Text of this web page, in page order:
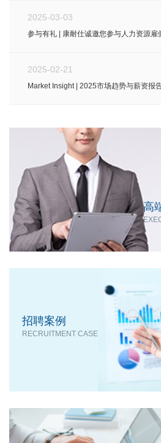
2025-03-03
参与有礼 | 康耐仕诚邀您参与人力资源雇
2025-02-21
Market Insight | 2025市场趋势与薪资报
高
招聘案例
RECRUITMENT CASE